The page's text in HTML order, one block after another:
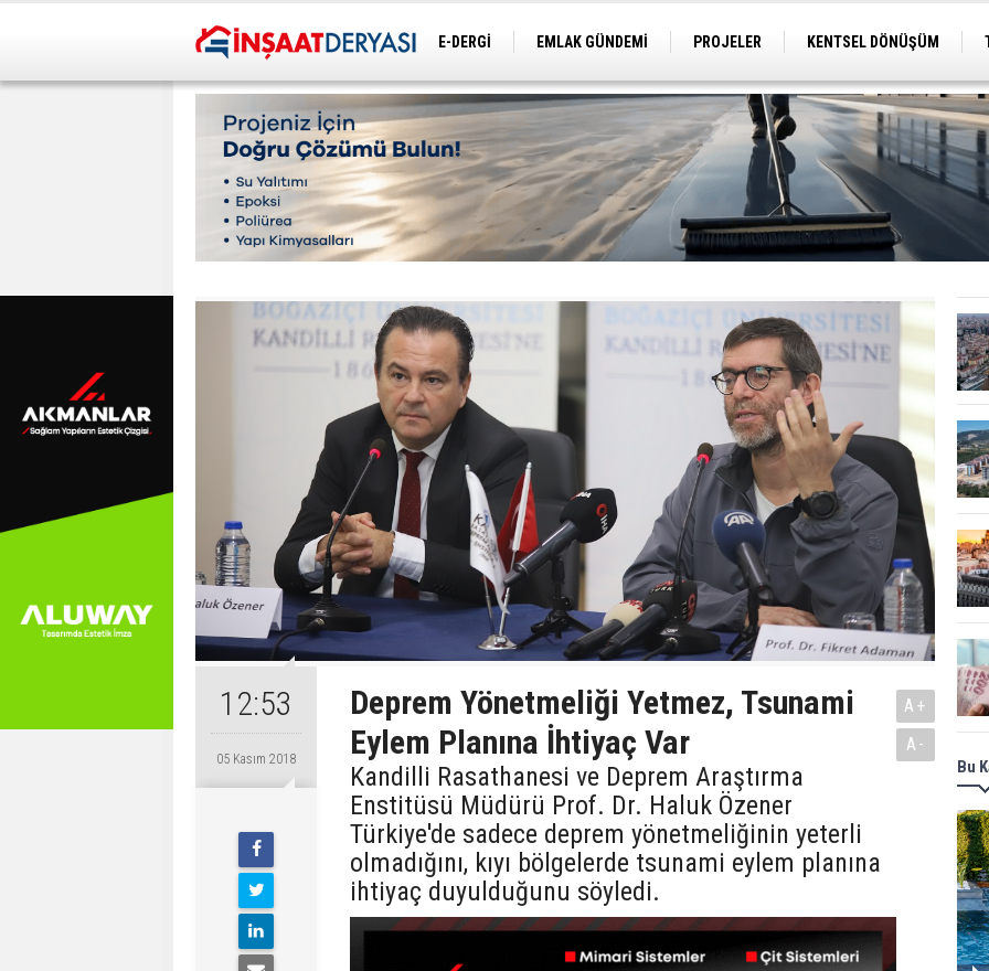
E-DERGİ EMLAK GÜNDEMİ PROJELER KENTSEL DÖNÜŞÜM
12:53
05 Kasım 2018
Deprem Yönetmeliği Yetmez, Tsunami
Eylem Planına İhtiyaç Var
Kandilli Rasathanesi ve Deprem Araştırma
Enstitüsü Müdürü Prof. Dr. Haluk Özener
Türkiye'de sadece deprem yönetmeliğinin yeterli
olmadığını, kıyı bölgelerde tsunami eylem planına
ihtiyaç duyulduğunu söyledi.
A+
A-
Bu